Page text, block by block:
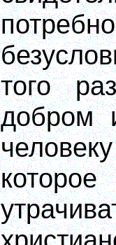
того
добром